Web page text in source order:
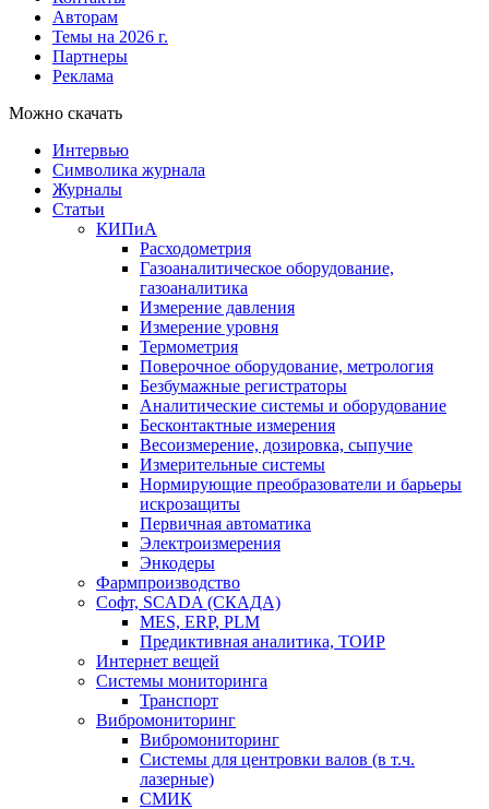
Авторам
Темы на 2026 г.
Партнеры
Реклама
Можно скачать
Интервью
Символика журнала
Журналы
Статьи
КИПиА
Расходометрия
Газоаналитическое оборудование,
газоаналитика
Измерение давления
Измерение уровня
Термометрия
Поверочное оборудование, метрология
Безбумажные регистраторы
Аналитические системы и оборудование
Бесконтактные измерения
Весоизмерение, дозировка, сыпучие
Измерительные системы
Нормирующие преобразователи и барьеры
искрозащиты
Первичная автоматика
Электроизмерения
Энкодеры
Фармпроизводство
Софт, SCADA (СКАДА)
MES, ERP, PLM
Предиктивная аналитика, ТОИР
Интернет вещей
Системы мониторинга
Транспорт
Вибромониторинг
Вибромониторинг
Системы для центровки валов (в т.ч.
лазерные)
СМИК